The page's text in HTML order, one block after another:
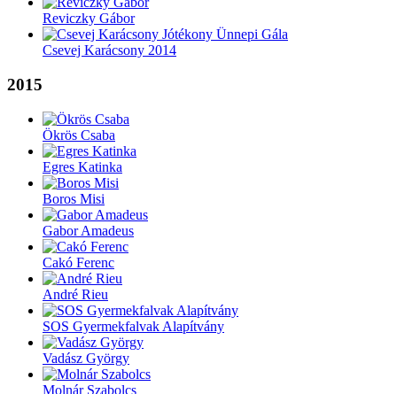
Reviczky Gábor
Csevej Karácsony 2014
2015
Ökrös Csaba
Egres Katinka
Boros Misi
Gabor Amadeus
Cakó Ferenc
André Rieu
SOS Gyermekfalvak Alapítvány
Vadász György
Molnár Szabolcs